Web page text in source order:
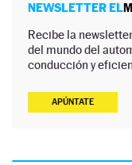
NEWSLETTER EL
Recibe la
del mundo del
conducción y
APÚNTATE